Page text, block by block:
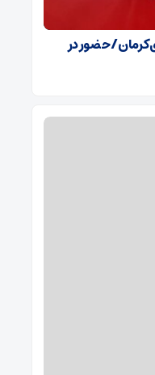
کرمان/ حضور در